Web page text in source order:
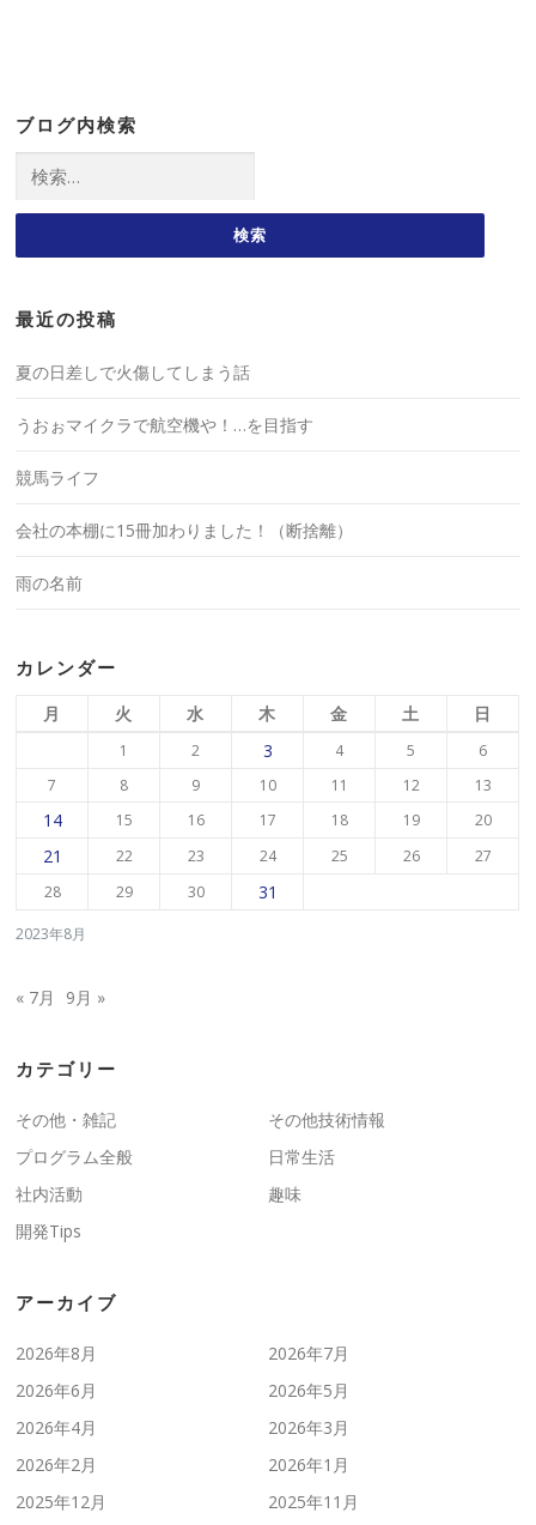
ブログ内検索
索:
最近の投稿
夏の日差しで火傷してしまう話
うおぉマイクラで航空機や！…を目指す
競馬ライフ
会社の本棚に15冊加わりました！（断捨離）
雨の名前
カレンダー
2023年8月
月 火 水 木 金 土 日
1 2 3 4 5
6
7
8 9 10 11 12 13
14 15 16 17 18 19 20
21 22 23 24 25 26
27
28
29 30 31
« 7月 9月 »
カテゴリー
その他・雑記
その他技術情報
プログラム全般
日常生活
社内活動
趣味
開発Tips
アーカイブ
2026年8月
2026年7月
2026年6月
2026年5月
2026年4月
2026年3月
2026年2月
2026年1月
2025年12月
2025年11月